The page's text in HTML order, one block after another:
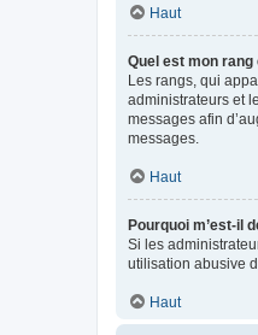
Haut
Quel est mon
Les rangs, qui
administrateurs et
messages afin
messages.
Haut
Pourquoi m’est-il
Si les
utilisation abusive
Haut